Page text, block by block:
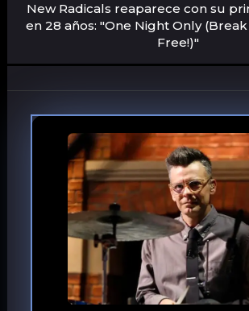
New Radicals reaparece con su
en 28 años: "One Night Only
Free!)"